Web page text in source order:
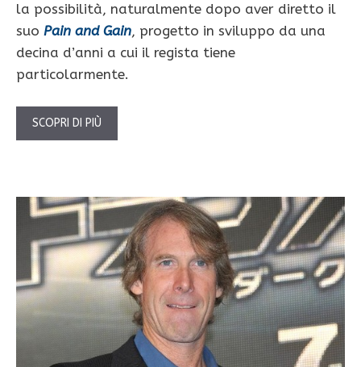
la possibilità, naturalmente dopo aver diretto il
suo Pain and Gain, progetto in sviluppo da una
decina d’anni a cui il regista tiene
particolarmente.
SCOPRI DI PIÙ